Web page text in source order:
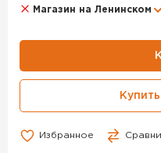
Магазин на Ленинском
Избранное